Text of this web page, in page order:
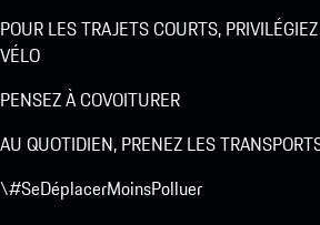
POUR LES TRAJETS COURTS,
VÉLO
PENSEZ À COVOITURER
AU QUOTIDIEN, PRENEZ LES
\#SeDéplacerMoinsPolluer